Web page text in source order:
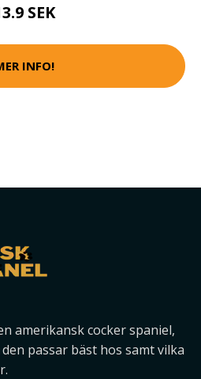
SEK
INFO!
amerikansk cocker spaniel,
passar bäst hos samt vilka